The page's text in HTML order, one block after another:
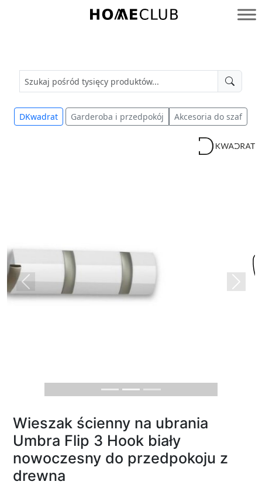
Homeclub
DKwadrat Garderoba i przedpokój Akcesoria do szaf
Previous Next
Wieszak ścienny na ubrania
Umbra Flip 3 Hook biały
nowoczesny do przedpokoju z
drewna